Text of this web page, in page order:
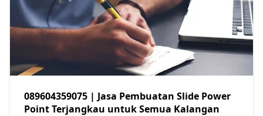
089604359075 | Jasa Pembuatan Slide Power
Point Terjangkau untuk Semua Kalangan